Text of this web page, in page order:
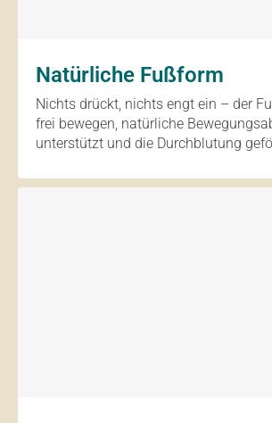
Natürliche Fußform
Nichts drückt, nichts engt ein – der
frei bewegen, natürliche
unterstützt und die Durchblutung